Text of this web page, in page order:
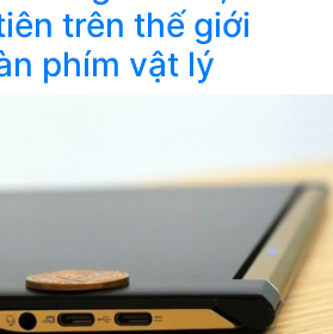
trên thế giới
phím vật lý